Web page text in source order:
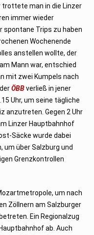
trottete man in die Linzer
immer wieder
spontane Trips zu haben
Wochenende
anstellen wollte, der
Mann war, entschied
mit zwei Kumpels nach
ÖBB verließ in jener
Uhr, um seine tägliche
anzutreten. Gegen 2 Uhr
Linzer Hauptbahnhof
Säcke wurde dabei
um über Salzburg und
Grenzkontrollen
um nach
Zöllnern am Salzburger
Ein Regionalzug
ab. Auch